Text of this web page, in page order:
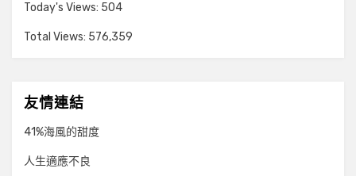
Today's Views: 504
Total Views: 576,359
友情連結
41%海風的甜度
人生適應不良